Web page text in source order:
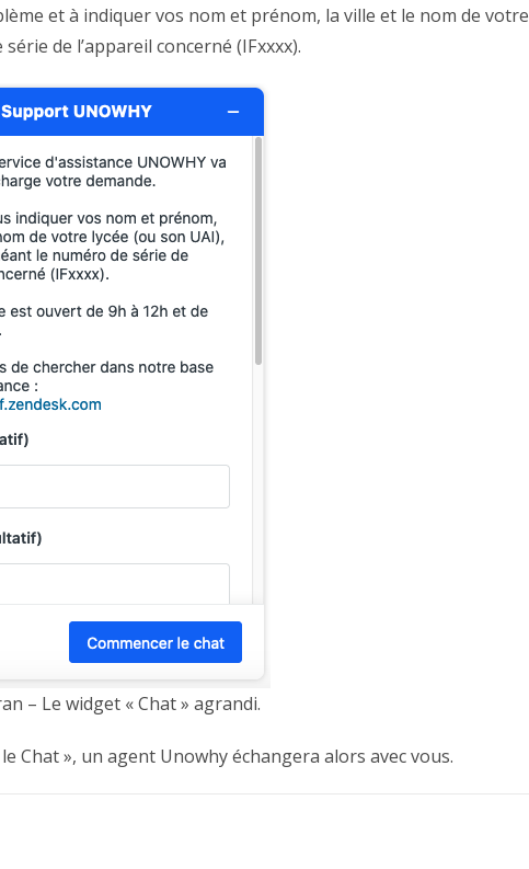
et à indiquer vos nom et prénom, la ville et le nom de votre
de l’appareil concerné (IFxxxx).
– Le widget « Chat » agrandi.
Chat », un agent Unowhy échangera alors avec vous.